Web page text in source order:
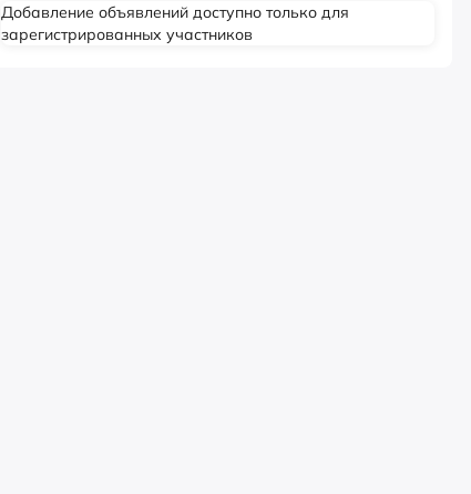
Добавление объявлений доступно только для
зарегистрированных участников